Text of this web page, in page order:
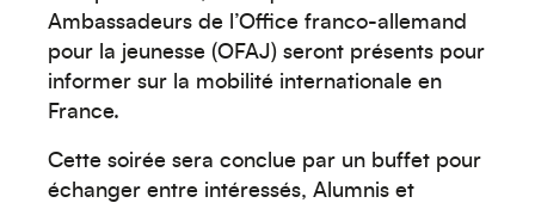
Ambassadeurs de l’Office franco-allemand
pour la jeunesse (OFAJ) seront présents pour
informer sur la mobilité internationale en
France.
Cette soirée sera conclue par un buffet pour
échanger entre intéressés, Alumnis et